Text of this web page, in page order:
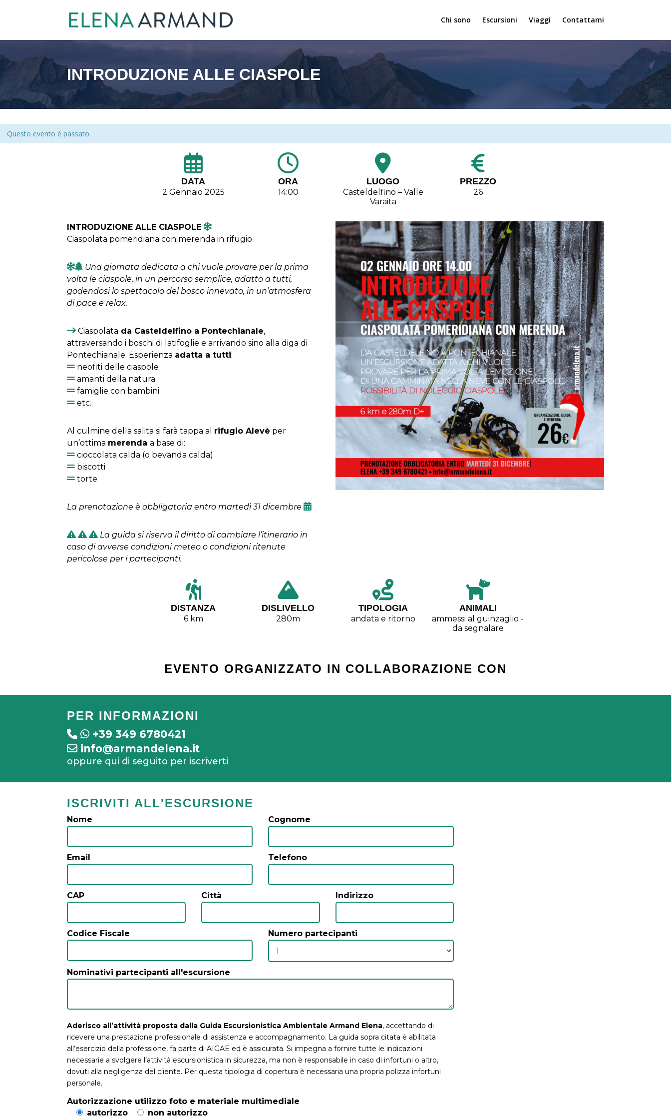
Chi sono Escursioni Viaggi Contattami
INTRODUZIONE ALLE CIASPOLE
Questo evento è passato.
DATA
2 Gennaio 2025
ORA
14:00
LUOGO
Casteldelfino – Valle
Varaita
PREZZO
26
INTRODUZIONE ALLE CIASPOLE
Ciaspolata pomeridiana con merenda in rifugio
Una giornata dedicata a chi vuole provare per la prima
volta le ciaspole, in un percorso semplice, adatto a tutti,
godendosi lo spettacolo del bosco innevato, in un’atmosfera
di pace e relax.
Ciaspolata da Casteldelfino a Pontechianale,
attraversando i boschi di latifoglie e arrivando sino alla diga di
Pontechianale. Esperienza adatta a tutti:
neofiti delle ciaspole
amanti della natura
famiglie con bambini
etc..
Al culmine della salita si farà tappa al rifugio Alevè per
un’ottima merendaa base di:
cioccolata calda (o bevanda calda)
biscotti
torte
La prenotazione è obbligatoria entro martedì 31 dicembre
La guida si riserva il diritto di cambiare l’itinerario in
caso di avverse condizioni meteo o condizioni ritenute
pericolose per i partecipanti.
DISTANZA
6 km
DISLIVELLO
280m
TIPOLOGIA
andata e ritorno
ANIMALI
ammessi al guinzaglio -
da segnalare
EVENTO ORGANIZZATO IN COLLABORAZIONE CON
PER INFORMAZIONI
+39 349 6780421
info@armandelena.it
oppure qui di seguito per iscriverti
ISCRIVITI ALL'ESCURSIONE
Nome Cognome
Email Telefono
CAP Città Indirizzo
Codice Fiscale Numero partecipanti
Nominativi partecipanti all'escursione
Aderisco all’attività proposta dalla Guida Escursionistica Ambientale Armand Elena, accettando di
ricevere una prestazione professionale di assistenza e accompagnamento. La guida sopra citata è abilitata
all’esercizio della professione, fa parte di AIGAE ed è assicurata. Si impegna a fornire tutte le indicazioni
necessarie a svolgere l’attività escursionistica in sicurezza, ma non è responsabile in caso di infortuni o altro,
dovuti alla negligenza del cliente. Per questa tipologia di copertura è necessaria una propria polizza infortuni
personale.
Autorizzazione utilizzo foto e materiale multimediale
autorizzo
non autorizzo